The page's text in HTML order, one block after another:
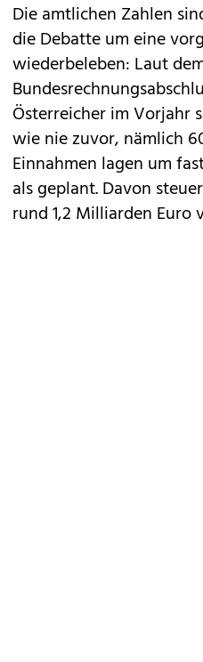
Die amtlichen Zahlen
die Debatte um eine
wiederbeleben: Laut
Österreicher im Vorjahr
wie nie zuvor, nämlich
Einnahmen lagen um
als geplant. Davon
rund 1,2 Milliarden Euro